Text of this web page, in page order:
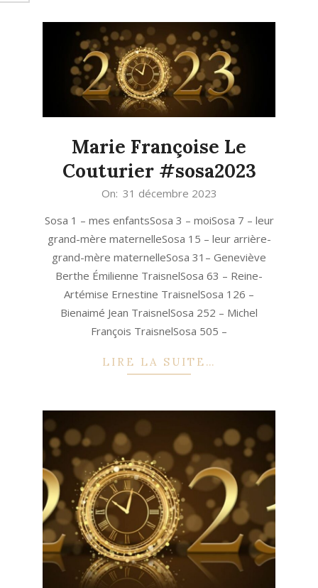
Marie Françoise Le
Couturier #sosa2023
31
On: 31 décembre 2023
Sosa 1 – mes enfantsSosa 3 – moiSosa 7 – leur
grand-mère maternelleSosa 15 – leur arrière-
grand-mère maternelleSosa 31– Geneviève
Berthe Émilienne TraisnelSosa 63 – Reine-
Artémise Ernestine TraisnelSosa 126 –
Bienaimé Jean TraisnelSosa 252 – Michel
François TraisnelSosa 505 –
LIRE LA SUITE…